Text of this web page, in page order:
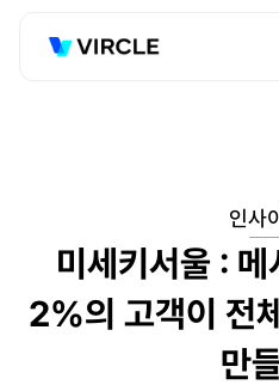
인사
미세키서울 :
2%의 고객이 전
만